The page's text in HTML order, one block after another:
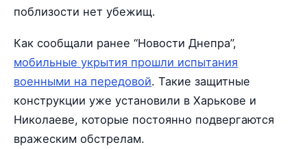
поблизости нет убежищ.
Как сообщали ранее “Новости Днепра”,
мобильные укрытия прошли испытания
военными на передовой. Такие защитные
конструкции уже установили в Харькове и
Николаеве, которые постоянно подвергаются
вражеским обстрелам.